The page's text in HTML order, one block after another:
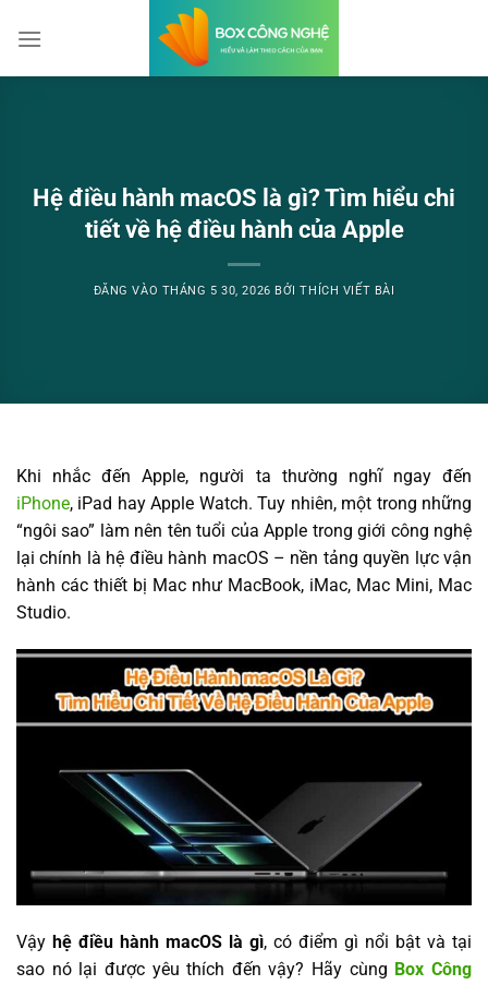
qua
Hệ điều hành macOS là gì? Tìm hiểu chi
tiết về hệ điều hành của Apple
ĐĂNG VÀO THÁNG 5 30, 2026 BỞITHÍCH VIẾT BÀI
Khi nhắc đến Apple, người ta thường nghĩ ngay đến
iPhone, iPad hay Apple Watch. Tuy nhiên, một trong những
“ngôi sao” làm nên tên tuổi của Apple trong giới công nghệ
lại chính là hệ điều hành macOS – nền tảng quyền lực vận
hành các thiết bị Mac như MacBook, iMac, Mac Mini, Mac
Studio.
Vậy hệ điều hành macOS là gì, có điểm gì nổi bật và tại
sao nó lại được yêu thích đến vậy? Hãy cùng Box Công